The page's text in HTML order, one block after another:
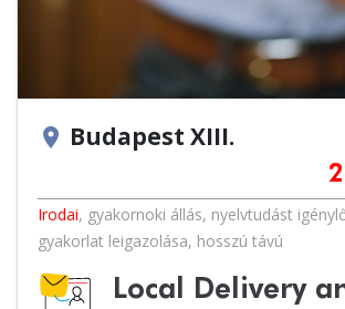
location_on Budapest XIII.
Irodai, gyakornoki állás, nyelvtudást
gyakorlat leigazolása, hosszú távú
Local Delivery